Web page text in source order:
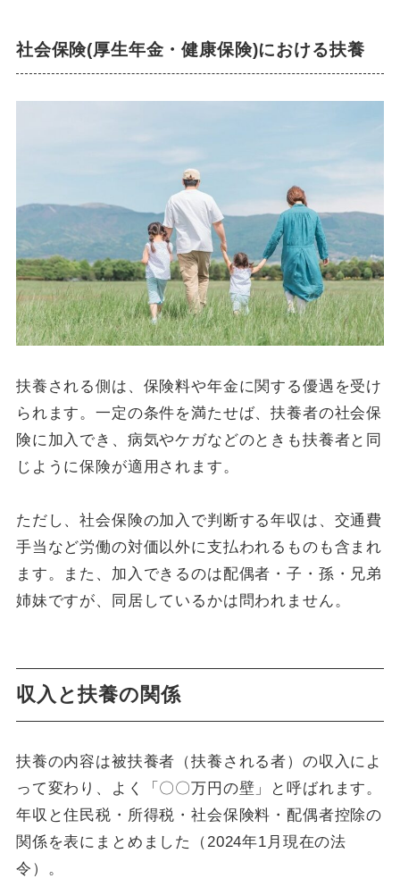
社会保険(厚生年金・健康保険)における扶養
扶養される側は、保険料や年金に関する優遇を受け
られます。一定の条件を満たせば、扶養者の社会保
険に加入でき、病気やケガなどのときも扶養者と同
じように保険が適用されます。
ただし、社会保険の加入で判断する年収は、交通費
手当など労働の対価以外に支払われるものも含まれ
ます。また、加入できるのは配偶者・子・孫・兄弟
姉妹ですが、同居しているかは問われません。
収入と扶養の関係
扶養の内容は被扶養者（扶養される者）の収入によ
って変わり、よく「〇〇万円の壁」と呼ばれます。
年収と住民税・所得税・社会保険料・配偶者控除の
関係を表にまとめました（2024年1月現在の法
令）。